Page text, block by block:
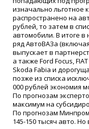
изначально льготное
распространено на
рублей, то затем в
автомобили. В итоге
ряд АвтоВАЗа (
выпускает в
а также Ford Focus,
Skoda Fabia и
позже из списка
000 рублей экономия
По прогнозам
максимум на
По прогнозам
145-150 тысяч авто.